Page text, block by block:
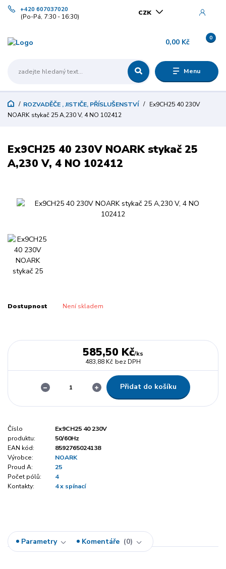
Menu
CZK
+420 607037020
(Po-Pá, 7:30 - 16:30)
0
0,00 Kč
ROZVADĚČE , JISTIČE, PŘÍSLUŠENSTVÍ
Ex9CH25 40 230V
NOARK stykač 25 A,230 V, 4 NO 102412
Ex9CH25 40 230V NOARK stykač 25
A,230 V, 4 NO 102412
Dostupnost Není skladem
585,50 Kč/ks
483,88 Kč bez DPH
Přidat do košíku
Číslo
produktu:
Ex9CH25 40 230V
50/60Hz
EAN kód:
8592765024138
Výrobce:
NOARK
Proud A:
25
Počet pólů:
4
Kontakty:
4 x spínací
Parametry Komentáře 0